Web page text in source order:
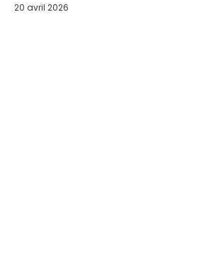
20 avril 2026